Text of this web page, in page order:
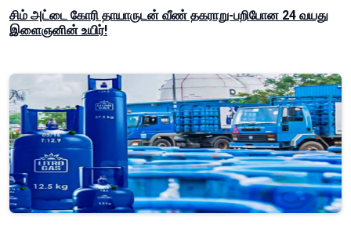
சிம் அட்டை கோரி தாயாருடன் வீண் தகராறு-பறிபோன 24 வயது
இளைஞனின் உயிர்!